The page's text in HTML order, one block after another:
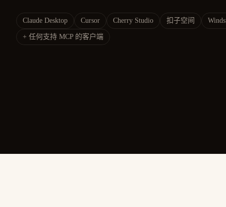
Claude Desktop Cursor Cherry Studio 扣子空间
+ 任何支持 MCP 的客户端